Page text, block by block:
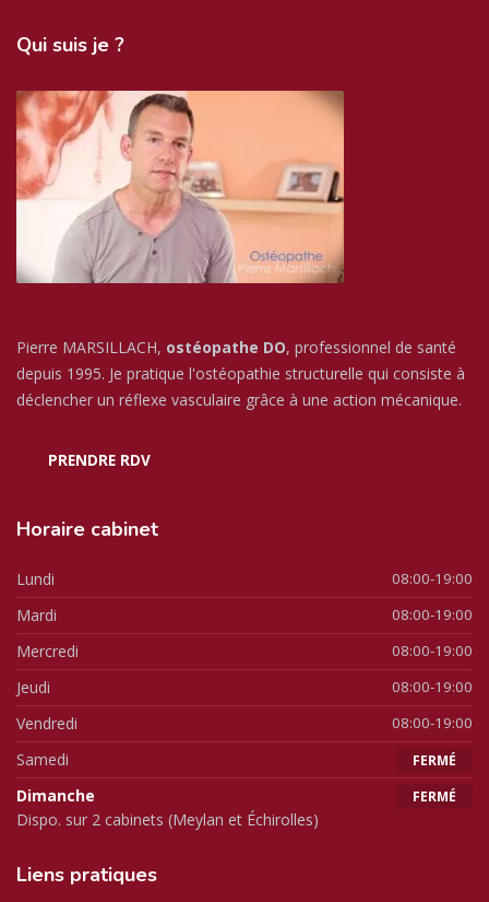
Qui suis je ?
Pierre MARSILLACH, ostéopathe DO, professionnel de santé
depuis 1995. Je pratique l'ostéopathie structurelle qui consiste à
déclencher un réflexe vasculaire grâce à une action mécanique.
PRENDRE RDV
Horaire cabinet
Lundi 08:00-19:00
Mardi 08:00-19:00
Mercredi 08:00-19:00
Jeudi 08:00-19:00
Vendredi 08:00-19:00
Samedi FERMÉ
Dimanche FERMÉ
Dispo. sur 2 cabinets (Meylan et Échirolles)
Liens pratiques